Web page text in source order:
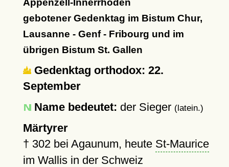
Appenzell-Innerrhoden
gebotener Gedenktag im Bistum Chur,
Lausanne - Genf - Fribourg und im
übrigen Bistum St. Gallen
Gedenktag orthodox: 22.
September
Name bedeutet: der Sieger (latein.)
Märtyrer
† 302bei Agaunum, heute St-Maurice
im Wallis in der Schweiz